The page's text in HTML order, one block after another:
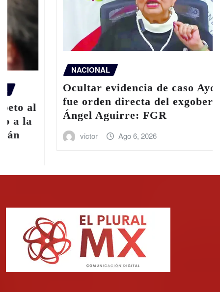
NACIONAL
Ocultar evidencia de caso Ayotzinapa
fue orden directa del exgobernador
Ángel Aguirre: FGR
Ago 6, 2026